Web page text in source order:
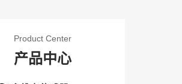
Product Center
产品中心